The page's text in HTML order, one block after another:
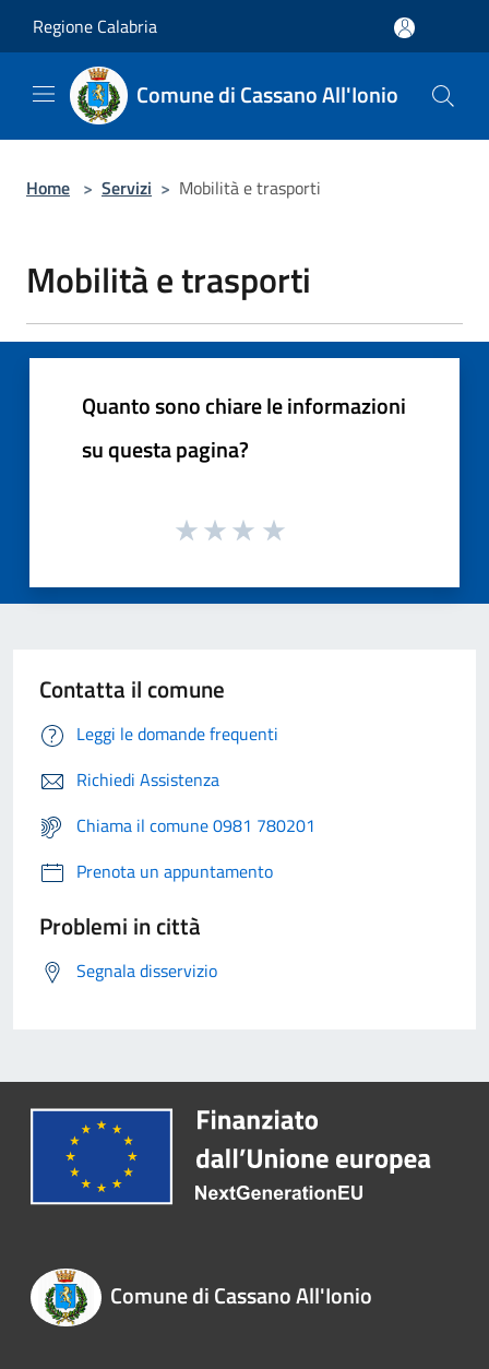
Regione Calabria
Comune di Cassano All'Ionio
Home > Servizi > Mobilità e trasporti
Mobilità e trasporti
Quanto sono chiare le informazioni
su questa pagina?
Contatta il comune
Leggi le domande frequenti
Richiedi Assistenza
Chiama il comune 0981 780201
Prenota un appuntamento
Problemi in città
Segnala disservizio
Comune di Cassano All'Ionio